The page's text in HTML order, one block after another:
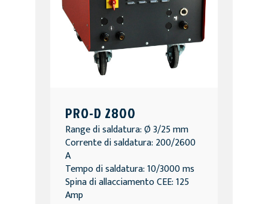
PRO-D 2800
Range di saldatura: Ø 3/25 mm
Corrente di saldatura: 200/2600
A
Tempo di saldatura: 10/3000 ms
Spina di allacciamento CEE: 125
Amp